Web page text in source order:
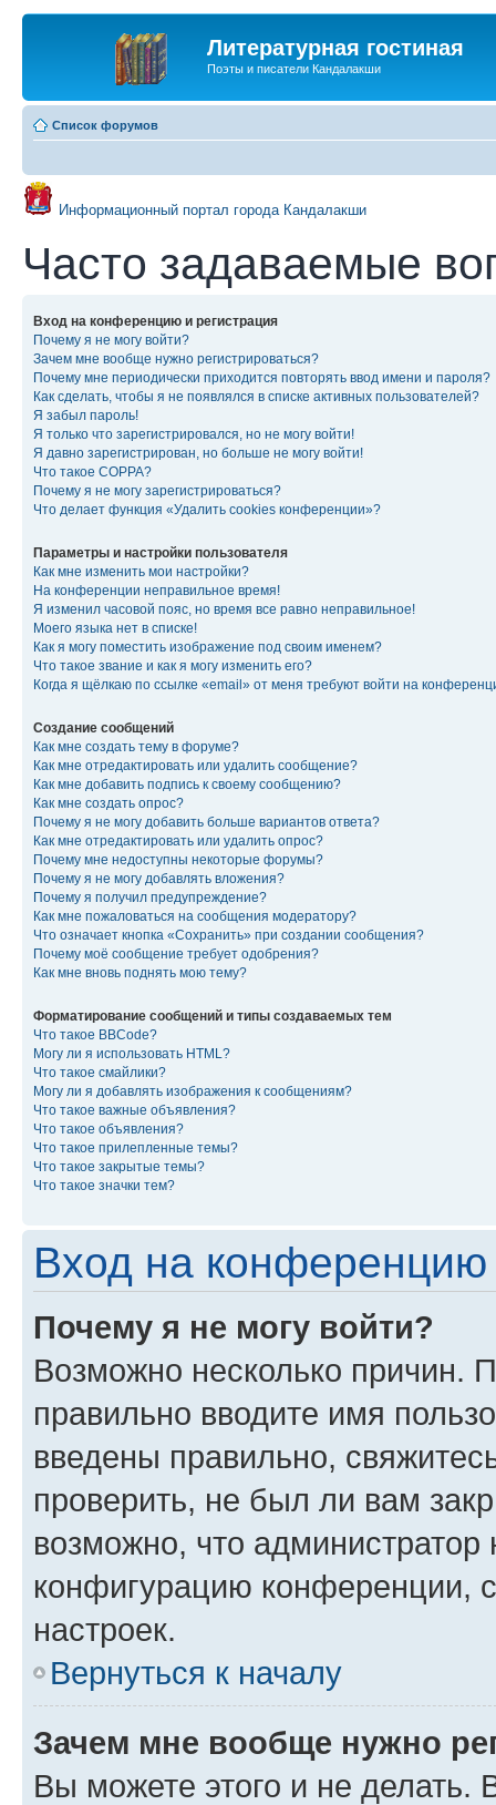
Литературная гостиная
Поэты и писатели Кандалакши
Список форумов
Информационный портал города Кандалакши
Часто задаваемые
Вход на конференцию и регистрация
Почему я не могу войти?
Зачем мне вообще нужно регистрироваться?
Почему мне периодически приходится повторять ввод имени и пароля?
Как сделать, чтобы я не появлялся в списке активных пользователей?
Я забыл пароль!
Я только что зарегистрировался, но не могу войти!
Я давно зарегистрирован, но больше не могу войти!
Что такое COPPA?
Почему я не могу зарегистрироваться?
Что делает функция «Удалить cookies конференции»?
Параметры и настройки пользователя
Как мне изменить мои настройки?
На конференции неправильное время!
Я изменил часовой пояс, но время все равно неправильное!
Моего языка нет в списке!
Как я могу поместить изображение под своим именем?
Что такое звание и как я могу изменить его?
Когда я щёлкаю по ссылке «email» от меня требуют войти на
Создание сообщений
Как мне создать тему в форуме?
Как мне отредактировать или удалить сообщение?
Как мне добавить подпись к своему сообщению?
Как мне создать опрос?
Почему я не могу добавить больше вариантов ответа?
Как мне отредактировать или удалить опрос?
Почему мне недоступны некоторые форумы?
Почему я не могу добавлять вложения?
Почему я получил предупреждение?
Как мне пожаловаться на сообщения модератору?
Что означает кнопка «Сохранить» при создании сообщения?
Почему моё сообщение требует одобрения?
Как мне вновь поднять мою тему?
Форматирование сообщений и типы создаваемых тем
Что такое BBCode?
Могу ли я использовать HTML?
Что такое смайлики?
Могу ли я добавлять изображения к сообщениям?
Что такое важные объявления?
Что такое объявления?
Что такое прилепленные темы?
Что такое закрытые темы?
Что такое значки тем?
Вход на конференцию
Почему я не могу войти?
Возможно несколько причин.
правильно вводите имя
введены правильно,
проверить, не был ли вам
возможно, что администратор
конфигурацию конференции,
настроек.
Вернуться к началу
Зачем мне вообще нужно
Вы можете этого и не делать.